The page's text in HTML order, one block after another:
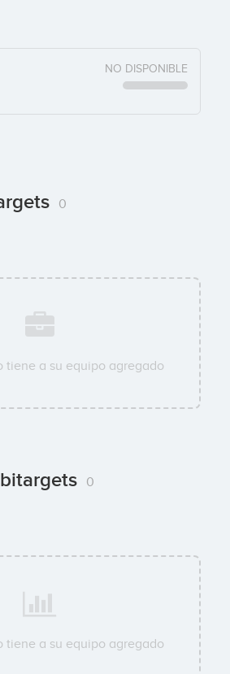
NO DISPONIBLE
0
tiene a su equipo agregado
0
tiene a su equipo agregado